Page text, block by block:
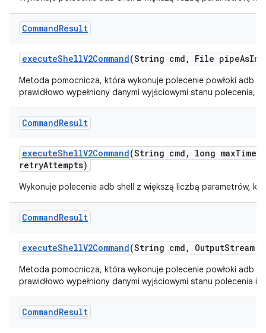
CommandResult
executeShellV2Command(String cmd , File pipeAs
Metoda pomocnicza, która wykonuje polecenie powłoki adb i
prawidłowo wypełniony danymi wyjściowymi stanu polecenia,
CommandResult
executeShellV2Command(String cmd , long max
retryAttempts)
Wykonuje polecenie adb shell z większą liczbą parametrów,
CommandResult
executeShellV2Command(String cmd , OutputStream
Metoda pomocnicza, która wykonuje polecenie powłoki adb i
prawidłowo wypełniony danymi wyjściowymi stanu polecenia i
CommandResult